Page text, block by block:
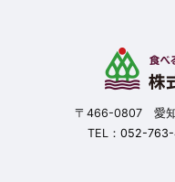
〒466-0807 愛知
TEL： 052-763-